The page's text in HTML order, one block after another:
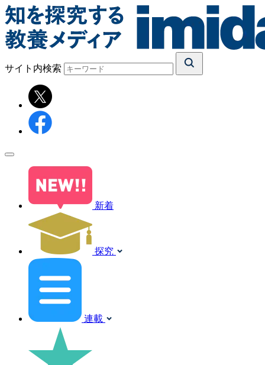
サイト内検索
新着
探究
連載